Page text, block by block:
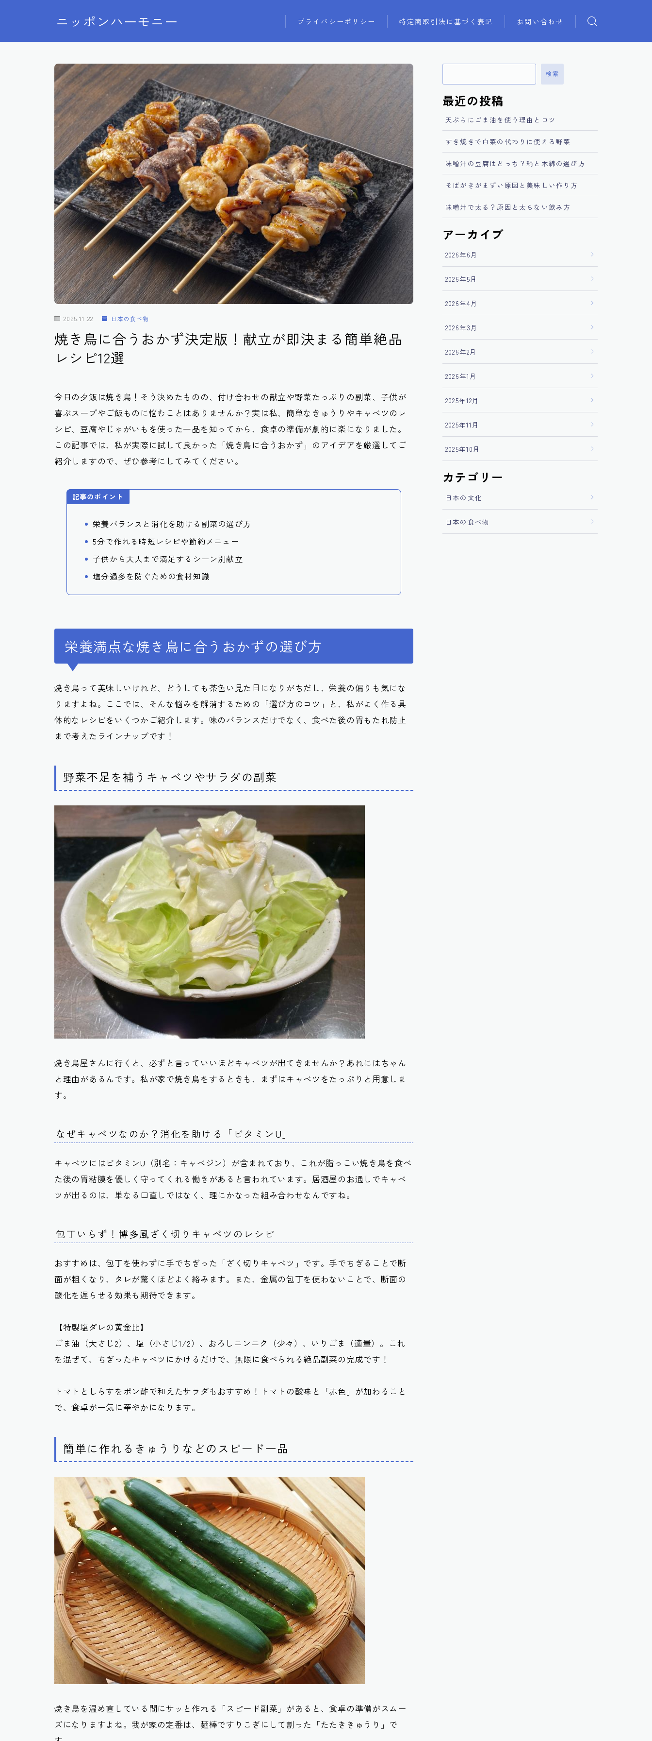
ニッポンハーモニー プライバシーポリシー 特定商取引法に基づく表記 お問い合わせ
2025.11.22 日本の食べ物
焼き鳥に合うおかず決定版！献立が即決まる簡単絶品
レシピ12選
今日の夕飯は焼き鳥！そう決めたものの、付け合わせの献立や野菜たっぷりの副菜、子供が
喜ぶスープやご飯ものに悩むことはありませんか？実は私、簡単なきゅうりやキャベツのレ
シピ、豆腐やじゃがいもを使った一品を知ってから、食卓の準備が劇的に楽になりました。
この記事では、私が実際に試して良かった「焼き鳥に合うおかず」のアイデアを厳選してご
紹介しますので、ぜひ参考にしてみてください。
記事のポイント
栄養バランスと消化を助ける副菜の選び方
5分で作れる時短レシピや節約メニュー
子供から大人まで満足するシーン別献立
塩分過多を防ぐための食材知識
栄養満点な焼き鳥に合うおかずの選び方
焼き鳥って美味しいけれど、どうしても茶色い見た目になりがちだし、栄養の偏りも気にな
りますよね。ここでは、そんな悩みを解消するための「選び方のコツ」と、私がよく作る具
体的なレシピをいくつかご紹介します。味のバランスだけでなく、食べた後の胃もたれ防止
まで考えたラインナップです！
野菜不足を補うキャベツやサラダの副菜
焼き鳥屋さんに行くと、必ずと言っていいほどキャベツが出てきませんか？あれにはちゃん
と理由があるんです。私が家で焼き鳥をするときも、まずはキャベツをたっぷりと用意しま
す。
なぜキャベツなのか？消化を助ける「ビタミンU」
キャベツには ビタミンU（別名：キャベジン） が含まれており、これが脂っこい焼き鳥を食べ
た後の胃粘膜を優しく守ってくれる働きがあると言われています。居酒屋のお通しでキャベ
ツが出るのは、単なる口直しではなく、理にかなった組み合わせなんですね。
包丁いらず！博多風ざく切りキャベツのレシピ
おすすめは、包丁を使わずに手でちぎった「ざく切りキャベツ」です。手でちぎることで断
面が粗くなり、タレが驚くほどよく絡みます。また、金属の包丁を使わないことで、断面の
酸化を遅らせる効果も期待できます。
【特製塩ダレの黄金比】
ごま油（大さじ2）、塩（小さじ1/2）、おろしニンニク（少々）、いりごま（適量）。これ
を混ぜて、ちぎったキャベツにかけるだけで、無限に食べられる絶品副菜の完成です！
トマトとしらすをポン酢で和えたサラダもおすすめ！トマトの酸味と「赤色」が加わること
で、食卓が一気に華やかになります。
簡単に作れるきゅうりなどのスピード一品
焼き鳥を温め直している間にサッと作れる「スピード副菜」があると、食卓の準備がスムー
ズになりますよね。我が家の定番は、麺棒ですりこぎにして割った「たたききゅうり」で
検索
最近の投稿
天ぷらにごま油を使う理由とコツ
すき焼きで白菜の代わりに使える野菜
味噌汁の豆腐はどっち？絹と木綿の選び方
そばがきがまずい原因と美味しい作り方
味噌汁で太る？原因と太らない飲み方
アーカイブ
2026年6月
2026年5月
2026年4月
2026年3月
2026年2月
2026年1月
2025年12月
2025年11月
2025年10月
カテゴリー
日本の文化
日本の食べ物